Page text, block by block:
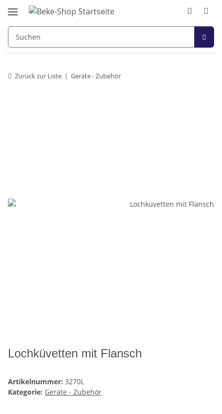
Zurück zur Liste Geräte - Zubehör
Lochküvetten mit Flansch
Artikelnummer: 3270L
Kategorie: Geräte - Zubehör